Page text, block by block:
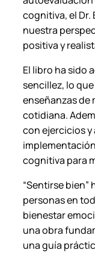
cognitiva, el
nuestra
positiva y
El libro ha sido
sencillez, lo
enseñanzas de
cotidiana.
con ejercicios
cognitiva para
“Sentirse bien”
personas en
bienestar
una obra
una guía